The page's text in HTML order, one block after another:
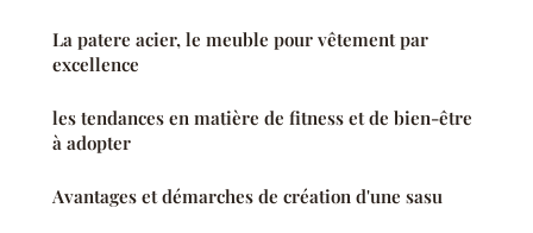
La patere acier, le meuble pour vêtement par
excellence
les tendances en matière de fitness et de bien-être
à adopter
Avantages et démarches de création d'une sasu